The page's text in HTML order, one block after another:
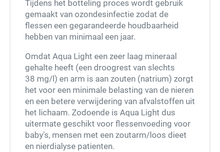
Tijdens het botteling proces wordt gebruik
gemaakt van ozondesinfectie zodat de
flessen een gegarandeerde houdbaarheid
hebben van minimaal een jaar.
Omdat Aqua Light een zeer laag mineraal
gehalte heeft (een droogrest van slechts
38 mg/l) en arm is aan zouten (natrium) zorgt
het voor een minimale belasting van de nieren
en een betere verwijdering van afvalstoffen uit
het lichaam. Zodoende is Aqua Light dus
uitermate geschikt voor flessenvoeding voor
baby's, mensen met een zoutarm/loos dieet
en nierdialyse patienten.